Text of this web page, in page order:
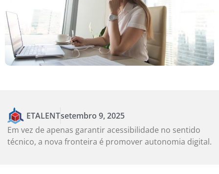
ETALENTsetembro 9, 2025
Em vez de apenas garantir acessibilidade no sentido
técnico, a nova fronteira é promover autonomia digital.